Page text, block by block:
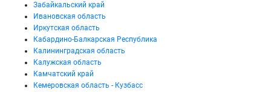
Забайкальский край
Ивановская область
Иркутская область
Кабардино-Балкарская Республика
Калининградская область
Калужская область
Камчатский край
Кемеровская область - Кузбасс